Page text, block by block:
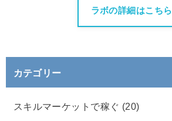
ラボの詳細はこちら
カテゴリー
スキルマーケットで稼ぐ (20)